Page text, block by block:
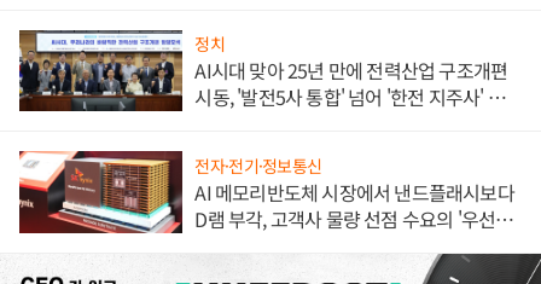
정치
AI시대 맞아 25년 만에 전력산업 구조개편
시동, '발전5사 통합' 넘어 '한전 지주사' 재편
전자·전기·정보통신
AI 메모리반도체 시장에서 낸드플래시보다
D램 부각, 고객사 물량 선점 수요의 '우선순